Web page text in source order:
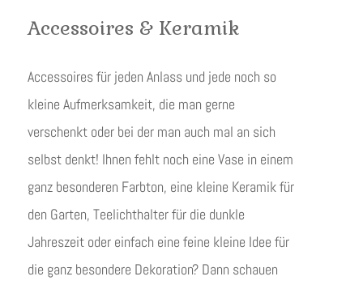
Accessoires & Keramik
Accessoires für jeden Anlass und jede noch so
kleine Aufmerksamkeit, die man gerne
verschenkt oder bei der man auch mal an sich
selbst denkt! Ihnen fehlt noch eine Vase in einem
ganz besonderen Farbton, eine kleine Keramik für
den Garten, Teelichthalter für die dunkle
Jahreszeit oder einfach eine feine kleine Idee für
die ganz besondere Dekoration? Dann schauen